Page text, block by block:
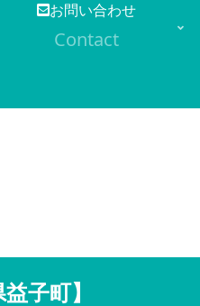
お問い合わせ
Contact
子町】